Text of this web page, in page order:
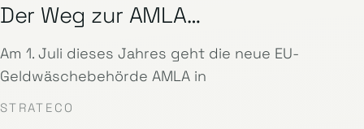
Der Weg zur AMLA…
Am 1. Juli dieses Jahres geht die neue EU-
Geldwäschebehörde AMLA in
STRATECO